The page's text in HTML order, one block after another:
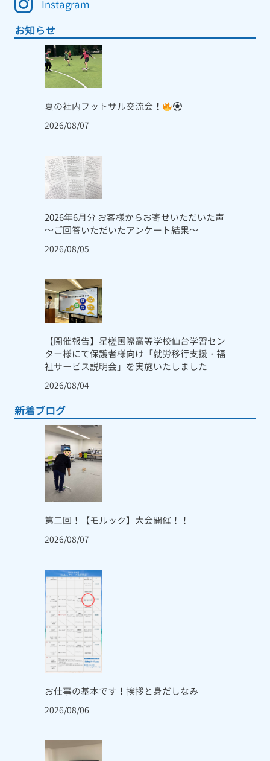
Instagram
お知らせ
夏の社内フットサル交流会！
2026/08/07
2026年6月分 お客様からお寄せいただいた声
～ご回答いただいたアンケート結果～
2026/08/05
【開催報告】星槎国際高等学校仙台学習セン
ター様にて保護者様向け「就労移行支援・福
祉サービス説明会」を実施いたしました
2026/08/04
新着ブログ
第二回！【モルック】大会開催！！
2026/08/07
お仕事の基本です！挨拶と身だしなみ
2026/08/06